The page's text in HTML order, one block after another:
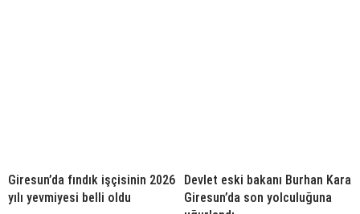
Giresun’da fındık işçisinin 2026
yılı yevmiyesi belli oldu
Devlet eski bakanı Burhan Kara
Giresun’da son yolculuğuna